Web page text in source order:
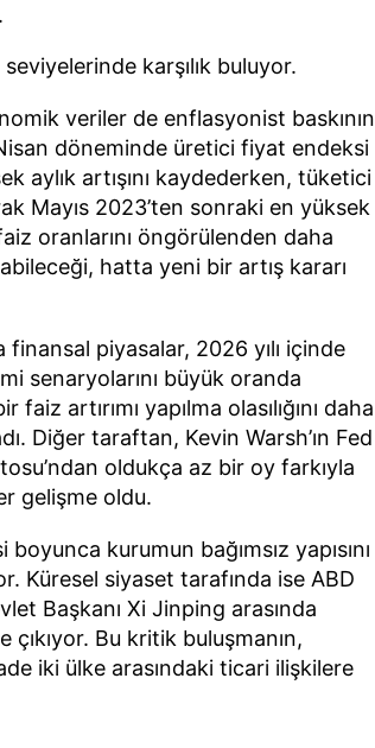
karşılık buluyor.
veriler de enflasyonist baskının
döneminde üretici fiyat endeksi
aylık artışını kaydederken, tüketici
Mayıs 2023’ten sonraki en yüksek
oranlarını öngörülenden daha
hatta yeni bir artış kararı
piyasalar, 2026 yılı içinde
senaryolarını büyük oranda
artırımı yapılma olasılığını daha
Diğer taraftan, Kevin Warsh’ın Fed
oldukça az bir oy farkıyla
gelişme oldu.
boyunca kurumun bağımsız yapısını
Küresel siyaset tarafında ise ABD
Başkanı Xi Jinping arasında
Bu kritik buluşmanın,
iki ülke arasındaki ticari ilişkilere